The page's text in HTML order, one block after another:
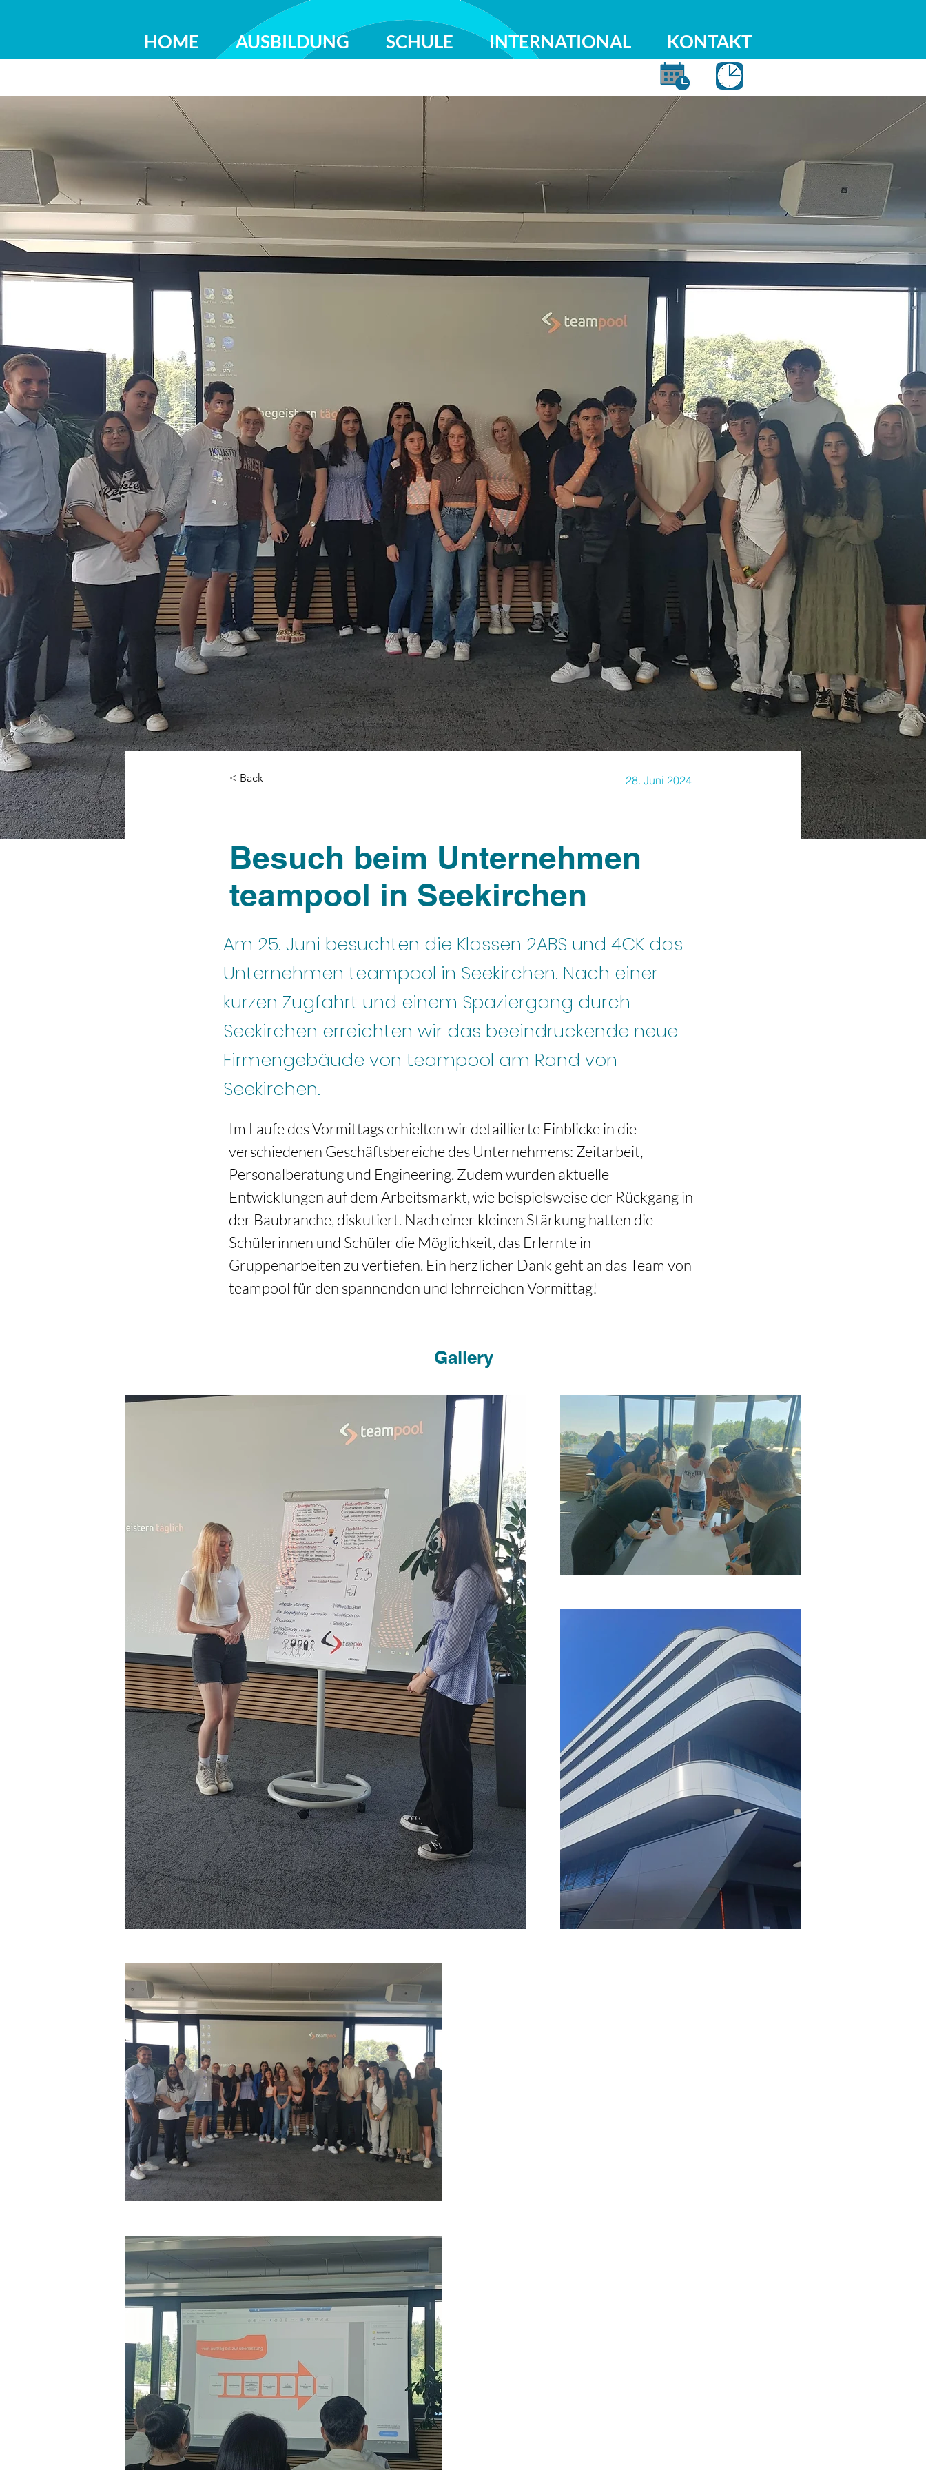
HOME AUSBILDUNG SCHULE INTERNATIONAL KONTAKT
< Back 28. Juni 2024
Besuch beim Unternehmen
teampool in Seekirchen
Am 25. Juni besuchten die Klassen 2ABS und 4CK das
Unternehmen teampool in Seekirchen. Nach einer
kurzen Zugfahrt und einem Spaziergang durch
Seekirchen erreichten wir das beeindruckende neue
Firmengebäude von teampool am Rand von
Seekirchen.
Im Laufe des Vormittags erhielten wir detaillierte Einblicke in die
verschiedenen Geschäftsbereiche des Unternehmens: Zeitarbeit,
Personalberatung und Engineering. Zudem wurden aktuelle
Entwicklungen auf dem Arbeitsmarkt, wie beispielsweise der Rückgang in
der Baubranche, diskutiert. Nach einer kleinen Stärkung hatten die
Schülerinnen und Schüler die Möglichkeit, das Erlernte in
Gruppenarbeiten zu vertiefen. Ein herzlicher Dank geht an das Team von
teampool für den spannenden und lehrreichen Vormittag!
Gallery